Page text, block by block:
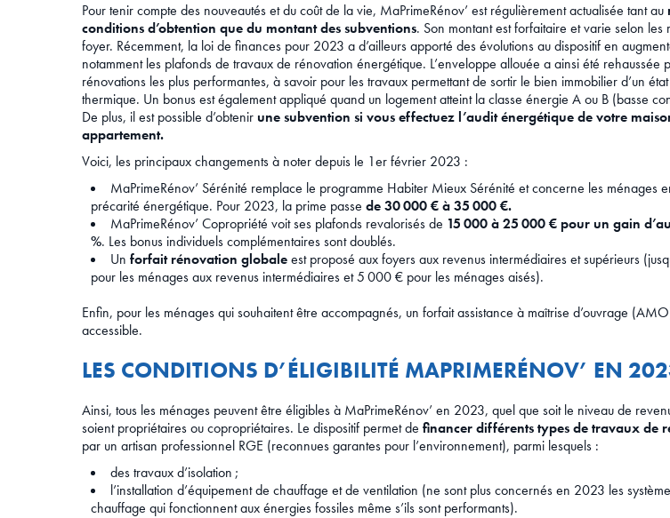
Pour tenir compte des nouveautés et du coût de la vie, MaPrimeRénov’ est régulièrement actualisée tant au
conditions d’obtention que du montant des subventions. Son montant est forfaitaire et varie selon les
foyer. Récemment, la loi de finances pour 2023 a d’ailleurs apporté des évolutions au dispositif en
notamment les plafonds de travaux de rénovation énergétique. L’enveloppe allouée a ainsi été rehaussée
rénovations les plus performantes, à savoir pour les travaux permettant de sortir le bien immobilier d’un
thermique. Un bonus est également appliqué quand un logement atteint la classe énergie A ou B (basse
De plus, il est possible d’obtenir une subvention si vous effectuez l’audit énergétique de votre
appartement.
Voici, les principaux changements à noter depuis le 1er février 2023 :
MaPrimeRénov’ Sérénité remplace le programme Habiter Mieux Sérénité et concerne les ménages
précarité énergétique. Pour 2023, la prime passe de 30 000 € à 35 000 €.
MaPrimeRénov’ Copropriété voit ses plafonds revalorisés de 15 000 à 25 000 € pour un gain
%. Les bonus individuels complémentaires sont doublés.
Un forfait rénovation globaleest proposé aux foyers aux revenus intermédiaires et supérieurs
pour les ménages aux revenus intermédiaires et 5 000 € pour les ménages aisés).
Enfin, pour les ménages qui souhaitent être accompagnés, un forfait assistance à maîtrise d’ouvrage
accessible.
LES CONDITIONS D’ÉLIGIBILITÉ MAPRIMERÉNOV’ EN
Ainsi, tous les ménages peuvent être éligibles à MaPrimeRénov’ en 2023, quel que soit le niveau de
soient propriétaires ou copropriétaires. Le dispositif permet de financer différents types de travaux de
par un artisan professionnel RGE (reconnues garantes pour l’environnement), parmi lesquels :
des travaux d’isolation ;
l’installation d’équipement de chauffage et de ventilation (ne sont plus concernés en 2023 les
chauffage qui fonctionnent aux énergies fossiles même s’ils sont performants).